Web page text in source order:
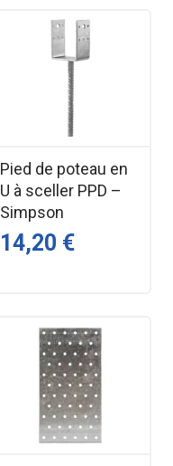
Pied de poteau en
U à sceller PPD –
Simpson
14,20 €